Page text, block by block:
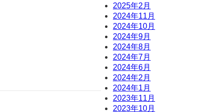
2025年2月
2024年11月
2024年10月
2024年9月
2024年8月
2024年7月
2024年6月
2024年2月
2024年1月
2023年11月
2023年10月